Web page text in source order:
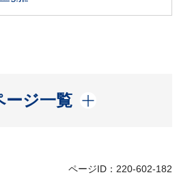
ージ一覧
開く
ページID：220-602-182